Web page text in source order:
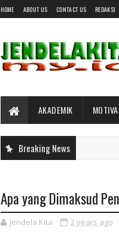
HOME ABOUT US CONTACT US REDAKSI
AKADEMIK
Breaking News
Apa yang Dimaksud
Jendela Kita 2 years ago